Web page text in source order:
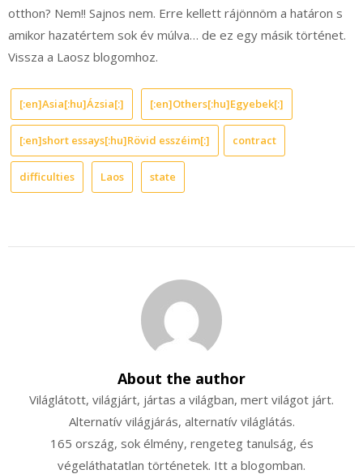
otthon? Nem!! Sajnos nem. Erre kellett rájönnöm a határon s
amikor hazatértem sok év múlva… de ez egy másik történet.
Vissza a Laosz blogomhoz.
[:en]Asia[:hu]Ázsia[:] [:en]Others[:hu]Egyebek[:]
[:en]short essays[:hu]Rövid esszéim[:] contract
difficulties Laos state
About the author
Világlátott, világjárt, jártas a világban, mert világot járt.
Alternatív világjárás, alternatív világlátás.
165 ország, sok élmény, rengeteg tanulság, és
végeláthatatlan történetek. Itt a blogomban.